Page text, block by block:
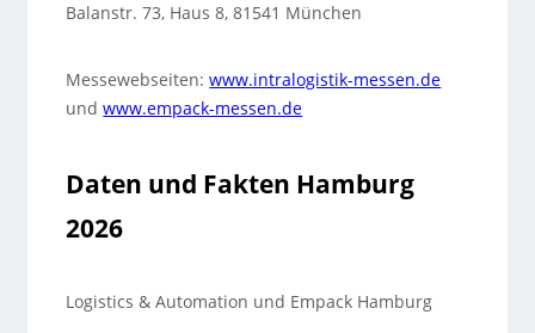
Balanstr. 73, Haus 8, 81541 München
Messewebseiten:www.intralogistik-messen.de
undwww.empack-messen.de
Daten und Fakten Hamburg
2026
Logistics & Automation und Empack Hamburg